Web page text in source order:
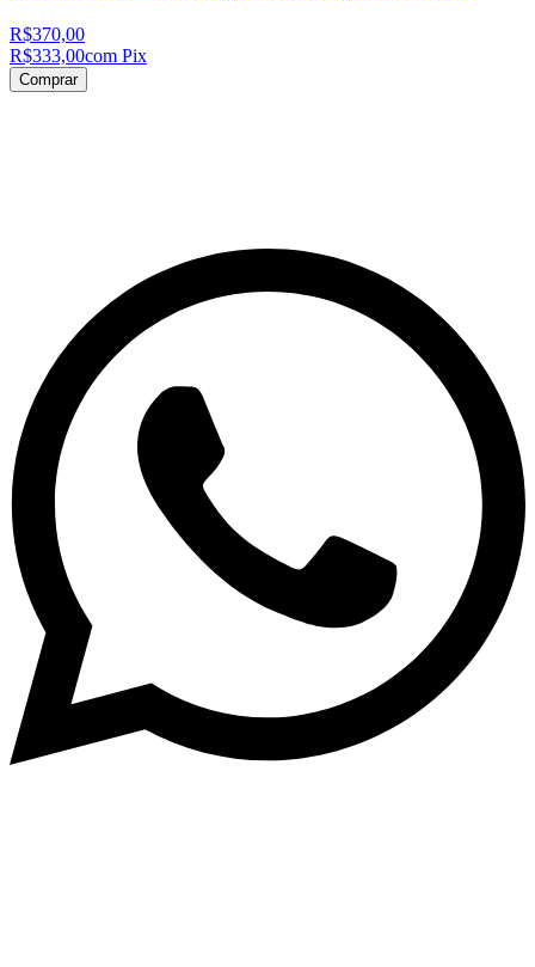
R$370,00
R$333,00com Pix
Comprar